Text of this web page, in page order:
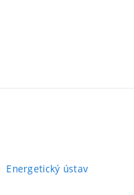
Energetický ústav